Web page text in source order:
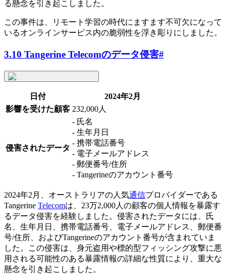
る懸念を引き起こしました。
この事件は、リモート学習の時代にますます不可欠になって
いるオンラインサービス内の脆弱性を浮き彫りにしました。
3.10 Tangerine Telecomのデータ侵害#
日付
2024年2月
影響を受けた顧客 232,000人
侵害されたデータ
- 氏名
- 生年月日
- 携帯電話番号
- 電子メールアドレス
- 郵便番号/住所
- Tangerineのアカウント番号
2024年2月、オーストラリアの人気通信プロバイダーである
Tangerine Telecomは、23万2,000人の顧客の個人情報を暴露す
るデータ侵害を経験しました。侵害されたデータには、氏
名、生年月日、携帯電話番号、電子メールアドレス、郵便番
号/住所、およびTangerineのアカウント番号が含まれていま
した。この侵害は、身元盗用や標的型フィッシング攻撃に悪
用される可能性のある暴露情報の詳細な性質により、重大な
懸念を引き起こしました。